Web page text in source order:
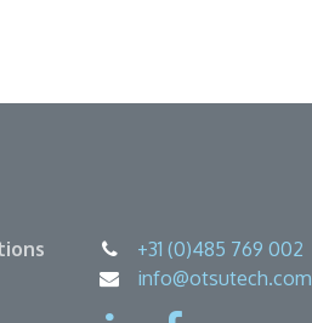
+31 (0)485 769 002
info@otsutech.com